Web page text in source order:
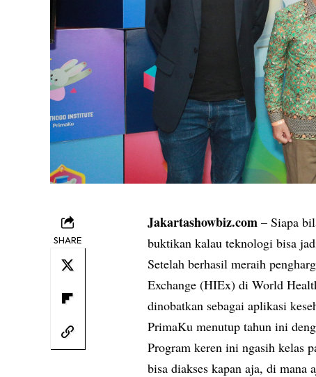
SHARE
Jakartashowbiz.com – Siapa
buktikan kalau teknologi bisa
Setelah berhasil meraih
Exchange (HIEx) di World
dinobatkan sebagai aplikasi
PrimaKu menutup tahun ini
Program keren ini ngasih kelas
bisa diakses kapan aja, di mana